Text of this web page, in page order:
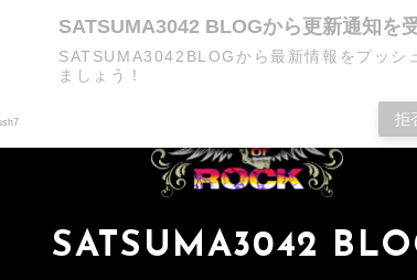
SATSUMA3042
SATSUMA3042 BLOGから更新通知を
SATSUMA3042BLOGから最新情報をプッシ
ましょう！
拒